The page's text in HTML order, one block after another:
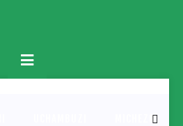
Primary
Menu
MICHEZO